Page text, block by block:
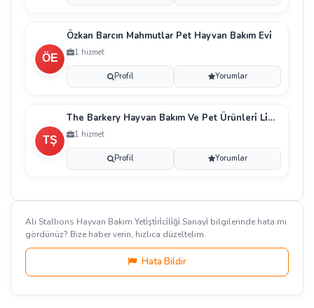
Özkan Barcın Mahmutlar Pet Hayvan Bakım Evi̇
1 hizmet
Profil Yorumlar
The Barkery Hayvan Bakım Ve Pet Ürünleri̇ Li̇mi̇ted Ş
1 hizmet
Profil Yorumlar
Alı Stallıons Hayvan Bakım Yeti̇şti̇ri̇ci̇li̇ği̇ Sanayi̇ bilgilerinde hata mı
gördünüz? Bize haber verin, hızlıca düzeltelim.
Hata Bildir